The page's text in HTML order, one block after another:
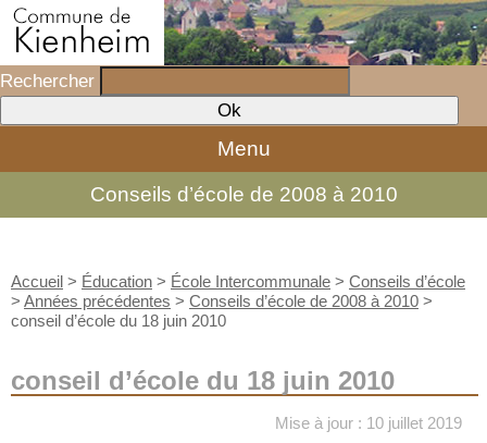
Rechercher
Menu
Conseils d’école de 2008 à 2010
Accueil > Éducation > École Intercommunale > Conseils d’école
> Années précédentes > Conseils d’école de 2008 à 2010 >
conseil d’école du 18 juin 2010
conseil d’école du 18 juin 2010
Mise à jour : 10 juillet 2019